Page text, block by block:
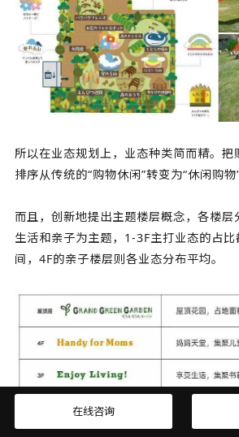
所以在业态规划上，业态种类简而精。把
排序从传统的“购物休闲”转变为“休闲购物”
而且，创新地提出主题楼层概念，各楼层
生活和亲子为主题，1-3F主打业态的占
间，4F的亲子楼层则各业态分布平均。
在线咨询